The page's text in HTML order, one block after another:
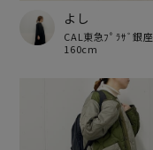
よし
CAL東急ﾌﾟﾗｻﾞ銀座
160cm